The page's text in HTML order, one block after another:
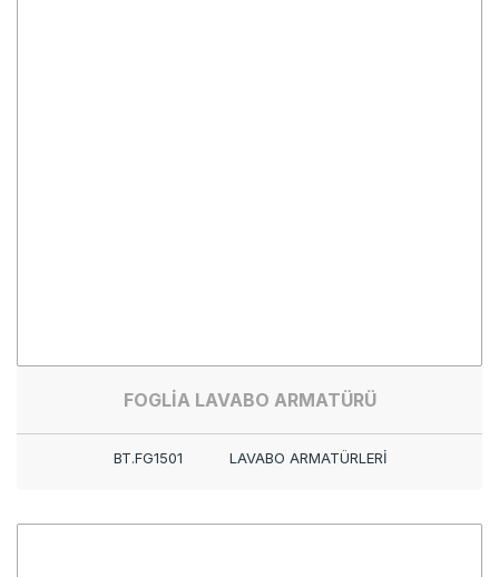
FOGLİA LAVABO ARMATÜRÜ
BT.FG1501 LAVABO ARMATÜRLERİ